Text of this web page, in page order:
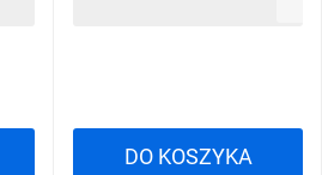
DO KOSZYKA